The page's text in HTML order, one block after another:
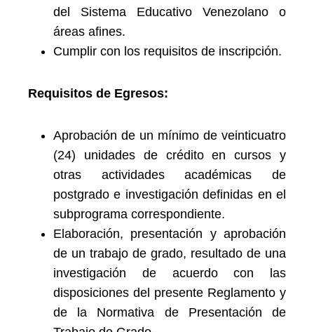
del Sistema Educativo Venezolano o
áreas afines.
Cumplir con los requisitos de inscripción.
Requisitos de Egresos:
Aprobación de un mínimo de veinticuatro
(24) unidades de crédito en cursos y
otras actividades académicas de
postgrado e investigación definidas en el
subprograma correspondiente.
Elaboración, presentación y aprobación
de un trabajo de grado, resultado de una
investigación de acuerdo con las
disposiciones del presente Reglamento y
de la Normativa de Presentación de